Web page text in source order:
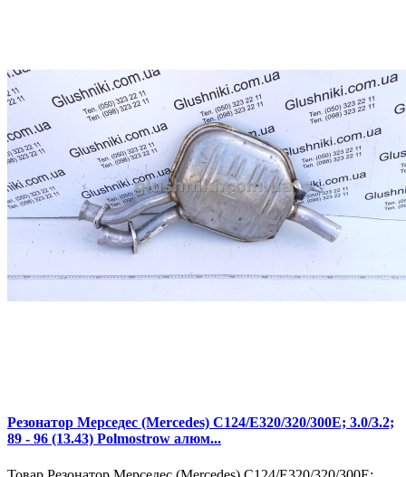
Резонатор Мерседес (Mercedes) C124/E320/320/300E; 3.0/3.2;
89 - 96 (13.43) Polmostrow алюм...